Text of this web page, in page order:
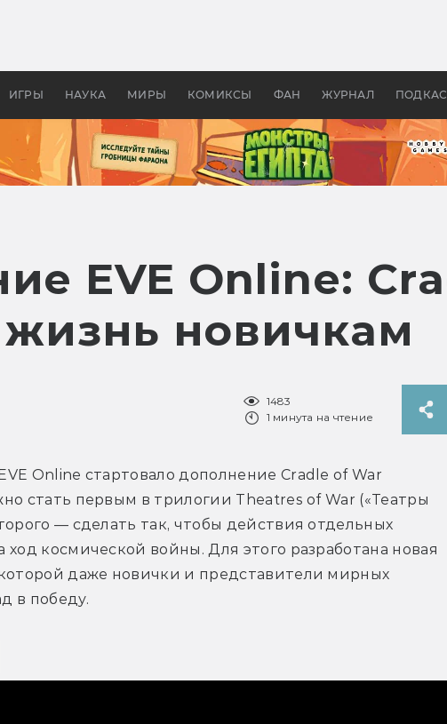
ИГРЫ НАУКА МИРЫ КОМИКСЫ ФАН ЖУРНАЛ
бы «Властелина колец»
Древней Грецией
EVE Online:
жизнь новичкам
1483
1 минута на чтение
Online стартовало дополнение Cradle of War
стать первым в трилогии Theatres of War («Театры
— сделать так, чтобы действия отдельных
ход космической войны. Для этого разработана новая
даже новички и представители мирных